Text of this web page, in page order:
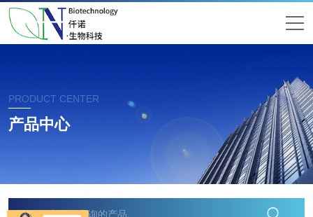
PRODUCT CENTER
产品中心